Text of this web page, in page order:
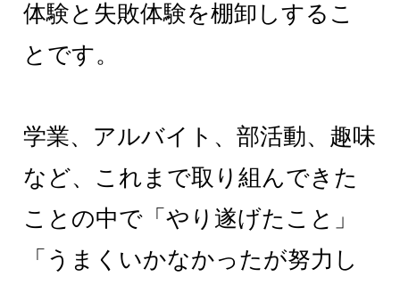
体験と失敗体験を棚卸しするこ
とです。
学業、アルバイト、部活動、趣味
など、これまで取り組んできた
ことの中で「やり遂げたこと」
「うまくいかなかったが努力し